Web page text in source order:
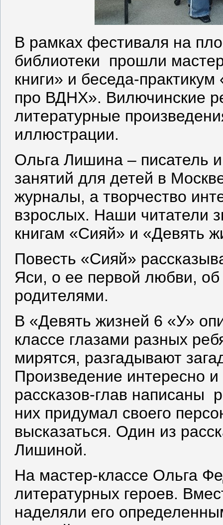
В рамках фестиваля на
библиотеки прошли
книги» и беседа-
про ВДНХ». Вилючинские
литературные
иллюстрации.
Ольга Лишина – писатель
занятий для детей в
журналы, а творчество
взрослых. Наши читатели
книгам «Сияй» и «Девять
Повесть «Сияй»
Яси, о ее первой любви,
родителями.
В «Девять жизней 6 «У»
классе глазами разных
мирятся, разгадывают
Произведение интересно
рассказов-глав написаны
них придумал своего
высказаться. Один из
Лишиной.
На мастер-классе Ольга
литературных героев.
наделяли его